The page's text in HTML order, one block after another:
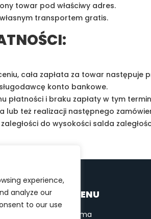
experience,
analyze our
to our use
towar pod właściwy adres.
transportem gratis.
cała zapłata za towar następuje
konto bankowe.
płatności i braku zapłaty w tym
też realizacji następnego
do wysokości salda
MENU
Firma